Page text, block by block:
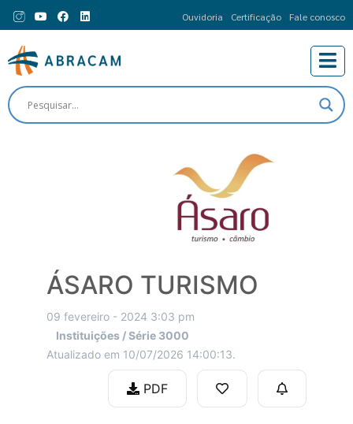
Ouvidoria Certificação Fale conosco
ÁSARO TURISMO
09 fevereiro - 2024 3:03 pm
Instituições / Série 3000
Atualizado em 10/07/2026 14:00:13.
PDF